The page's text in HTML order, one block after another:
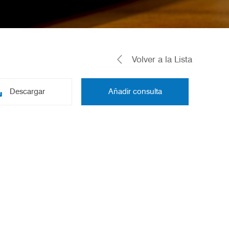
Volver a la Lista
Descargar Añadir consulta